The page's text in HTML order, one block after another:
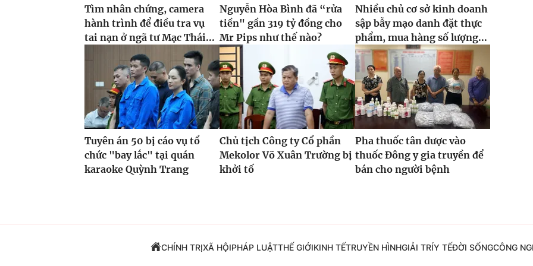
Tìm nhân chứng, camera
hành trình để điều tra vụ
tai nạn ở ngã tư Mạc Thái...
Nguyễn Hòa Bình đã “rửa
tiền" gần 319 tỷ đồng cho
Mr Pips như thế nào?
Nhiều chủ cơ sở kinh doanh
sập bẫy mạo danh đặt thực
phẩm, mua hàng số lượng...
Tuyên án 50 bị cáo vụ tổ
chức "bay lắc" tại quán
karaoke Quỳnh Trang
Chủ tịch Công ty Cổ phần
Mekolor Võ Xuân Trường bị
khởi tố
Pha thuốc tân dược vào
thuốc Đông y gia truyền để
bán cho người bệnh
CHÍNH TRỊXÃ HỘIPHÁP LUẬTTHẾ GIỚIKINH TẾTRUYỀN HÌNHGIẢI TRÍY TẾĐỜI SỐNGCÔNG